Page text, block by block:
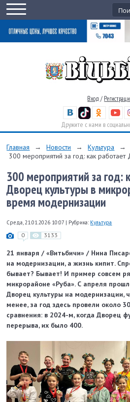
Вход /
Дружите с нами в
Главная → Новости → Культура
→
300 мероприятий за год: как работает
300 мероприятий за год:
Дворец культуры в
время модернизации
Среда, 21.01.2026 10:07 | Рубрика: Культура
0 3133
21 января / «Витьбичи» / Нина
на модернизации, а жизнь кипит.
бывает? Бывает! И пример совсем
микрорайоне «Руба». С апреля
Дворец культуры на модернизации,
менее, за год здесь провели около
сравнения: в 2024-м, когда Дворец
перерыва, их было 400.